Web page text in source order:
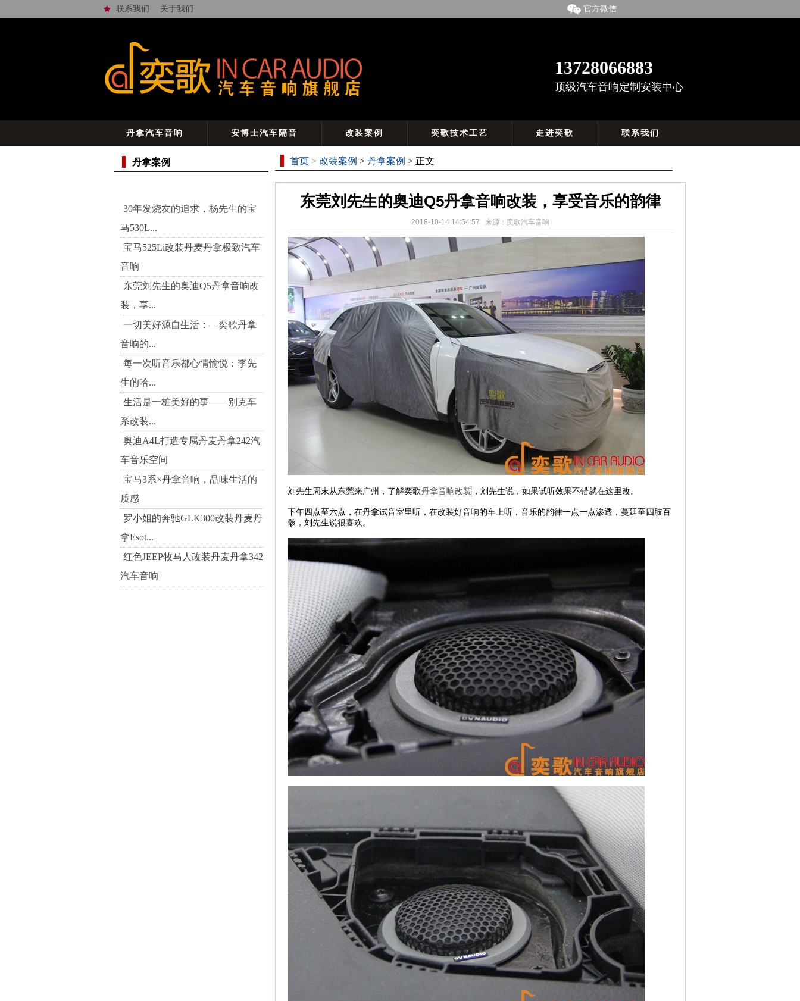
联系我们 关于我们 官方微信
13728066883
顶级汽车音响定制安装中心
丹拿汽车音响 安博士汽车隔音 改装案例 奕歌技术工艺 走进奕歌 联系我们
首页 > 改装案例 > 丹拿案例 > 正文
东莞刘先生的奥迪Q5丹拿音响改装，享受音乐的韵律
2018-10-14 14:54:57 来源： 奕歌汽车音响
刘先生周末从东莞来广州，了解奕歌丹拿音响改装 ，刘先生说，如果试听效果不错就在这里改。
下午四点至六点，在丹拿试音室里听，在改装好音响的车上听，音乐的韵律一点一点渗透，蔓延至四肢百
骸，刘先生说很喜欢。
丹拿案例
30年发烧友的追求，杨先生的宝
马530L...
宝马525Li改装丹麦丹拿极致汽车
音响
东莞刘先生的奥迪Q5丹拿音响改
装，享...
一切美好源自生活：—奕歌丹拿
音响的...
每一次听音乐都心情愉悦：李先
生的哈...
生活是一桩美好的事——别克车
系改装...
奥迪A4L打造专属丹麦丹拿242汽
车音乐空间
宝马3系×丹拿音响，品味生活的
质感
罗小姐的奔驰GLK300改装丹麦丹
拿Esot...
红色JEEP牧马人改装丹麦丹拿342
汽车音响